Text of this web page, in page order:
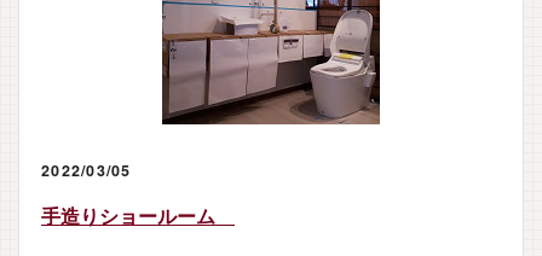
2022/03/05
手造りショールーム